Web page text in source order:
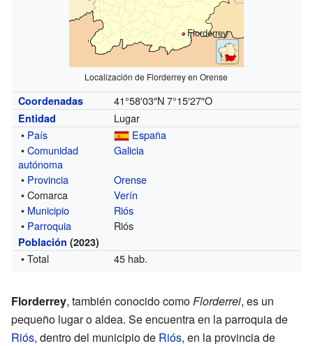
Florderrey
Localización de Florderrey en Orense
Coordenadas 41°58′03″N 7°15′27″O
Entidad
Lugar
• País
España
•Comunidad
autónoma
Galicia
• Provincia
Orense
• Comarca
Verín
• Municipio
Riós
• Parroquia Riós
Población (2023)
• Total 45 hab.
Florderrey, también conocido comoFlorderrei, es un
pequeño lugar o aldea. Se encuentra en la parroquia de
Riós, dentro del municipio de Riós, en la provincia de